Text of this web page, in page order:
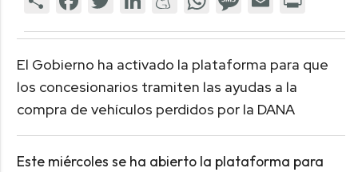
El Gobierno ha activado la plataforma para que
los concesionarios tramiten las ayudas a la
compra de vehículos perdidos por la DANA
Este miércoles se ha abierto la plataforma para